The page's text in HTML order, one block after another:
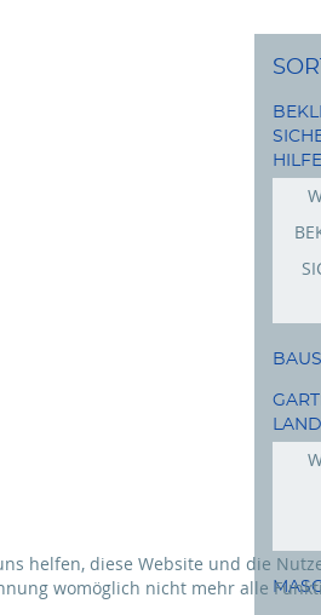
HILFE
helfen, diese Website und die
womöglich nicht mehr alle